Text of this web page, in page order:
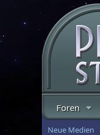
Foren
Neue Medien